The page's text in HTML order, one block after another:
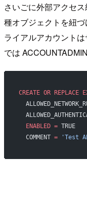
さいごに外部アクセ
種オブジェクトを紐
ライアルアカウント
では
CREATE OR REPLACE
  ENABLED
= TRUE
  COMMENT
= 'Test